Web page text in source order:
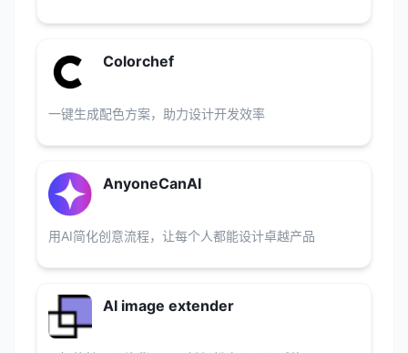
Colorchef
一键生成配色方案，助力设计开发效率
AnyoneCanAI
用AI简化创意流程，让每个人都能设计卓越产品
AI image extender